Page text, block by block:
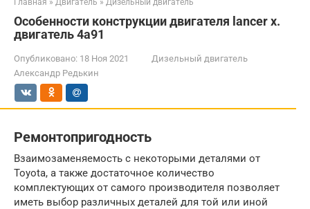
Главная » Двигатель » Дизельный двигатель
Особенности конструкции двигателя lancer x.
двигатель 4a91
Опубликовано: 18 Ноя 2021
Дизельный двигатель
Александр Редькин
Ремонтопригодность
Взаимозаменяемость с некоторыми деталями от
Toyota, а также достаточное количество
комплектующих от самого производителя позволяет
иметь выбор различных деталей для той или иной